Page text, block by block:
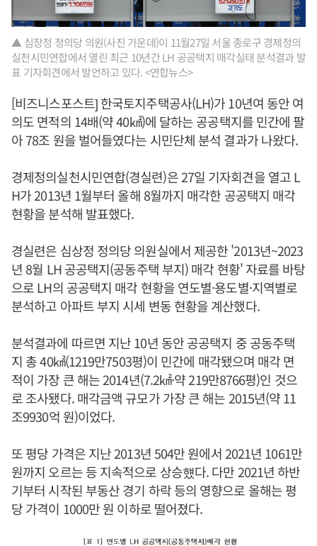
▲ 심장정 정의당 의원(사진 가운데)이 11월27일 서울 종로구 경제정의
실천시민연합에서 열린 최근 10년간 LH 공공택지 매각실태 분석결과 발
표 기자회견에서 발언하고 있다. <연합뉴스>
[비즈니스포스트] 한국토지주택공사(LH)가 10년여 동안 여
의도 면적의 14배(약 40㎢)에 달하는 공공택지를 민간에 팔
아 78조 원을 벌어들였다는 시민단체 분석 결과가 나왔다.
경제정의실천시민연합(경실련)은 27일 기자회견을 열고 L
H가 2013년 1월부터 올해 8월까지 매각한 공공택지 매각
현황을 분석해 발표했다.
경실련은 심상정 정의당 의원실에서 제공한 '2013년~2023
년 8월 LH 공공택지(공동주택 부지) 매각 현황' 자료를 바탕
으로 LH의 공공택지 매각 현황을 연도별·용도별·지역별로
분석하고 아파트 부지 시세 변동 현황을 계산했다.
분석결과에 따르면 지난 10년 동안 공공택지 중 공동주택
지 총 40㎢(1219만7503평)이 민간에 매각됐으며 매각 면
적이 가장 큰 해는 2014년(7.2㎢·약 219만8766평)인 것으
로 조사됐다. 매각금액 규모가 가장 큰 해는 2015년(약 11
조9930억 원)이었다.
또 평당 가격은 지난 2013년 504만 원에서 2021년 1061만
원까지 오르는 등 지속적으로 상승헀다. 다만 2021년 하반
기부터 시작된 부동산 경기 하락 등의 영향으로 올해는 평
당 가격이 1000만 원 이하로 떨어졌다.